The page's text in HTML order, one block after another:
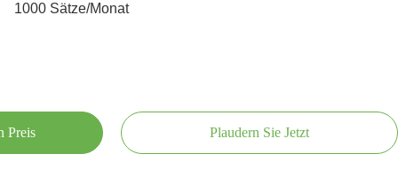
1000 Sätze/Monat
Preis Plaudern Sie Jetzt